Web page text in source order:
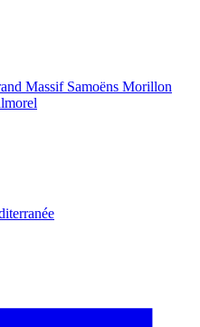
Massif Samoëns Morillon